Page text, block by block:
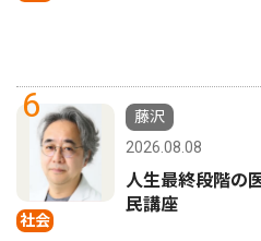
6
社会
藤沢
2026.08.08
人生最終段階の
民講座